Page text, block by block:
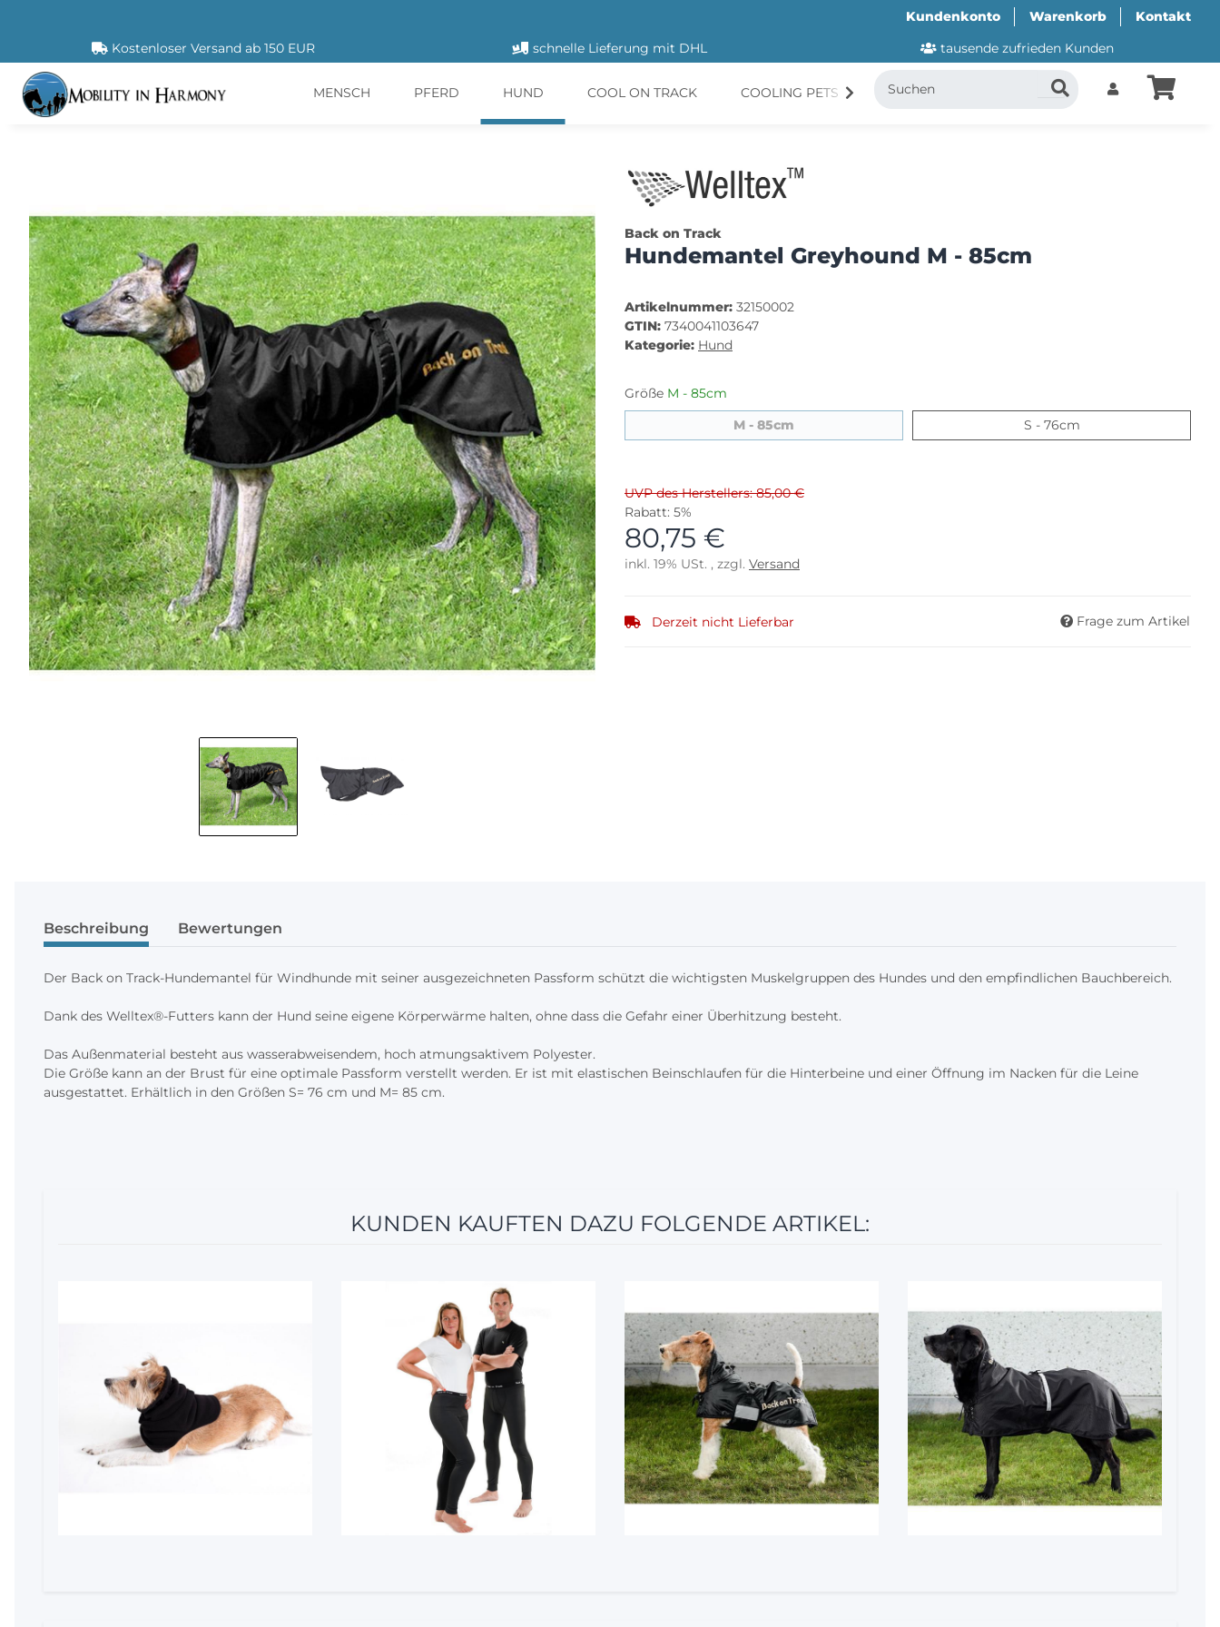
Kundenkonto Warenkorb
Kontakt
Kostenloser Versand ab 150 EUR
schnelle Lieferung mit DHL tausende zufrieden Kunden
MENSCH PFERD HUND COOL ON TRACK COOLING PETS CANI.COOL SUITICAL
Back on Track
Hundemantel Greyhound M - 85cm
Artikelnummer: 32150002
GTIN: 7340041103647
Kategorie: Hund
Größe M - 85cm
M - 85cm
S - 76cmS - 76cm
UVP des Herstellers: 85,00 €
Rabatt: 5%
80,75 €
inkl. 19% USt. , zzgl. Versand
Derzeit nicht Lieferbar Frage zum Artikel
Beschreibung Bewertungen
Der Back on Track-Hundemantel für Windhunde mit seiner ausgezeichneten Passform schützt die wichtigsten Muskelgruppen des Hundes und den empfindlichen Bauchbereich.
Dank des Welltex®-Futters kann der Hund seine eigene Körperwärme halten, ohne dass die Gefahr einer Überhitzung besteht.
Das Außenmaterial besteht aus wasserabweisendem, hoch atmungsaktivem Polyester.
Die Größe kann an der Brust für eine optimale Passform verstellt werden. Er ist mit elastischen Beinschlaufen für die Hinterbeine und einer Öffnung im Nacken für die Leine
ausgestattet. Erhältlich in den Größen S= 76 cm und M= 85 cm.
KUNDEN KAUFTEN DAZU FOLGENDE ARTIKEL: